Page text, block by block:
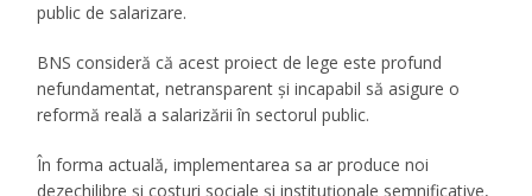
public de salarizare.
BNS consideră că acest proiect de lege este profund
nefundamentat, netransparent și incapabil să asigure o
reformă reală a salarizării în sectorul public.
În forma actuală, implementarea sa ar produce noi
dezechilibre și costuri sociale și instituționale semnificative,